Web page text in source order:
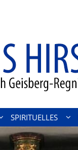
SPIRITUELLES